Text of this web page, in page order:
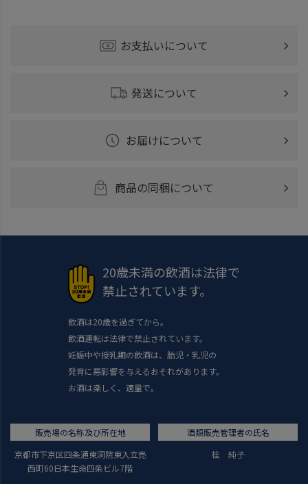
お支払いについて
発送について
お届けについて
商品の同梱について
20歳未満の飲酒は法律で
禁止されています。
飲酒は20歳を過ぎてから。
飲酒運転は法律で禁止されています。
妊娠中や授乳期の飲酒は、胎児・乳児の
発育に悪影響を与えるおそれがあります。
お酒は楽しく、適量で。
販売場の名称及び所在地
京都市下京区四条通東洞院東入立売
西町60日本生命四条ビル7階
酒類販売管理者の氏名
桂 純子